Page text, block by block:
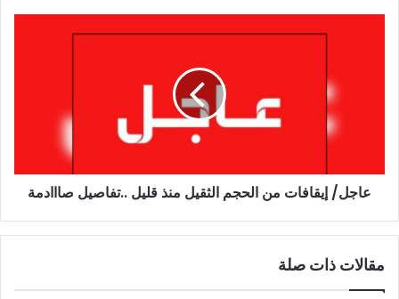
صااادمة
عاجل/ إيقافات من الحجم الثقيل منذ قليل ..تفاصيل صااادمة
مقالات ذات صلة